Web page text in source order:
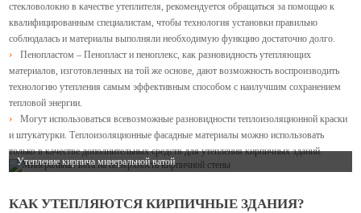
стекловолокно в качестве утеплителя, рекомендуется обращаться за помощью к
квалифицированным специалистам, чтобы технология установки правильно
соблюдалась и материалы выполняли необходимую функцию достаточно долго.
Пенопластом – Пенопласт и пеноплекс, как разновидность утепляющих
материалов, изготовленных на той же основе, дают возможность воспроизводить
технологию утепления самым эффективным способом с наилучшим сохранением
тепловой энергии.
Могут использоваться всевозможные разновидности теплоизоляционной краски
и штукатурки. Теплоизоляционные фасадные материалы можно использовать
только в качестве дополнительных средств для утепления кирпичных зданий.
Утепление кирпича минеральной ватой
КАК УТЕПЛЯЮТСЯ КИРПИЧНЫЕ ЗДАНИЯ?